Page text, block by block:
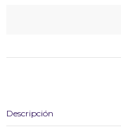
Descripción